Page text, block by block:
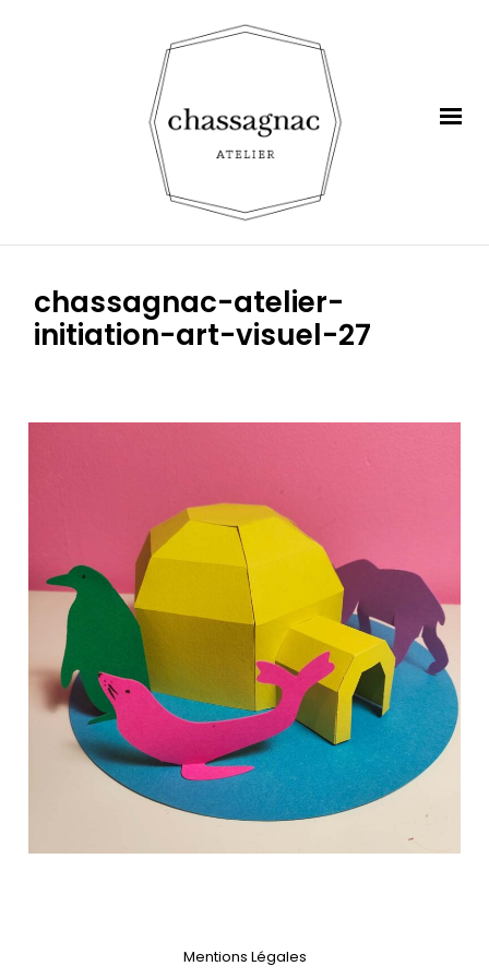
chassagnac-atelier-
initiation-art-visuel-27
Mentions Légales